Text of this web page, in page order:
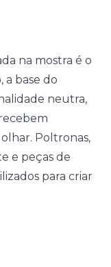
na mostra é o
a base do
neutra,
Poltronas,
e peças de
para criar